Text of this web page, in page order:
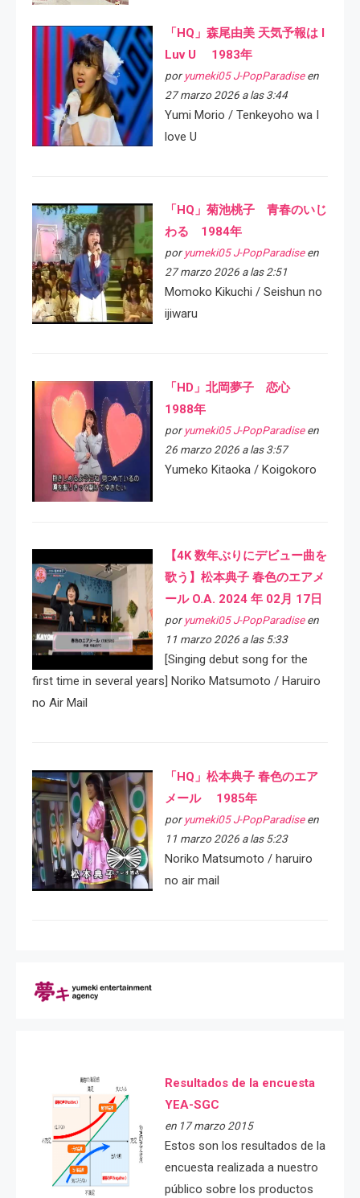
「HQ」森尾由美 天気予報は I
Luv U 1983年
por yumeki05 J-PopParadiseen
27 marzo 2026 a las 3:44
Yumi Morio / Tenkeyoho wa I
love U
「HQ」菊池桃子 青春のいじ
わる 1984年
por yumeki05 J-PopParadiseen
27 marzo 2026 a las 2:51
Momoko Kikuchi / Seishun no
ijiwaru
「HD」北岡夢子 恋心
1988年
por yumeki05 J-PopParadiseen
26 marzo 2026 a las 3:57
Yumeko Kitaoka / Koigokoro
【4K 数年ぶりにデビュー曲を
歌う】松本典子 春色のエアメ
ール O.A. 2024 年 02月 17日
por yumeki05 J-PopParadiseen
11 marzo 2026 a las 5:33
[Singing debut song for the
first time in several years] Noriko Matsumoto / Haruiro
no Air Mail
「HQ」松本典子 春色のエア
メール 1985年
por yumeki05 J-PopParadiseen
11 marzo 2026 a las 5:23
Noriko Matsumoto / haruiro
no air mail
Resultados de la encuesta
YEA-SGC
en 17 marzo 2015
Estos son los resultados de la
encuesta realizada a nuestro
público sobre los productos